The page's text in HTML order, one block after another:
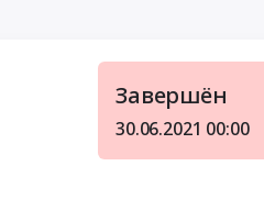
Завершён
30.06.2021 00:00